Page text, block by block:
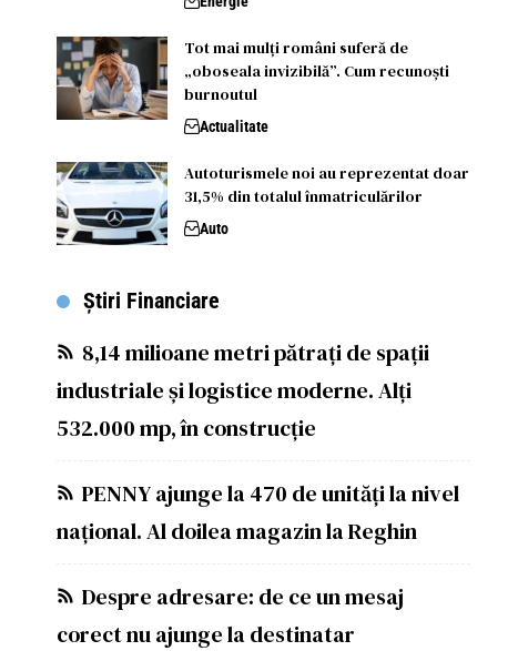
Tot mai mulți români suferă de
„oboseala invizibilă”. Cum recunoști
burnoutul
Actualitate
Autoturismele noi au reprezentat doar
31,5% din totalul înmatriculărilor
Auto
Știri Financiare
8,14 milioane metri pătrați de spații
industriale și logistice moderne. Alți
532.000 mp, în construcție
PENNY ajunge la 470 de unități la nivel
național. Al doilea magazin la Reghin
Despre adresare: de ce un mesaj
corect nu ajunge la destinatar